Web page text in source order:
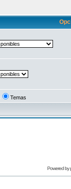
Temas
Powered by